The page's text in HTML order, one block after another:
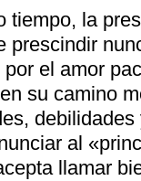
tiempo, la
prescindir
por el amor
su camino
al
llamar